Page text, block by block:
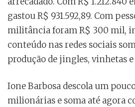
gastou R$ 931.592,89. Com
militância foram R$ 300 mil,
conteúdo nas redes sociais
produção de jingles, vinhetas
Ione Barbosa descola um
milionárias e soma até agora